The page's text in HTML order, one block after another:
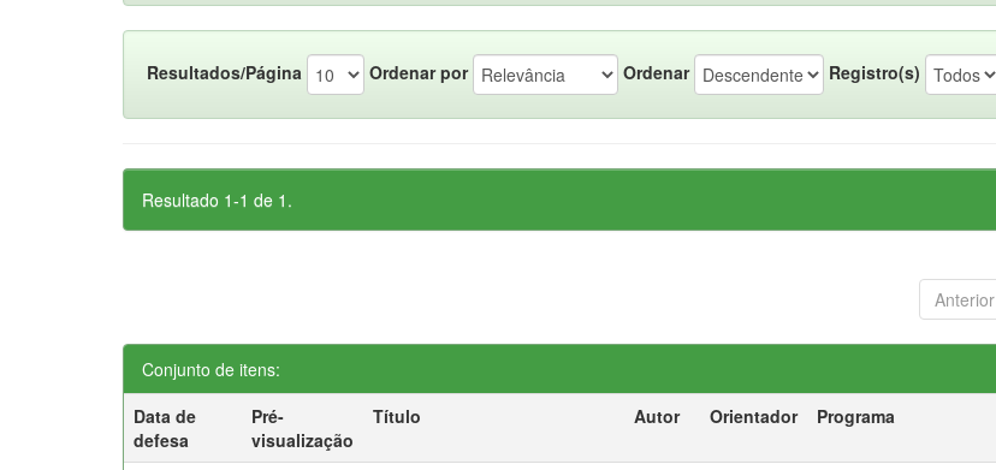
Resultados/Página Ordenar por Ordenar Registro(s)
Resultado 1-1 de 1.
Anterior
Conjunto de itens:
Data de
defesa
Pré-
visualização
Título Autor Orientador Programa